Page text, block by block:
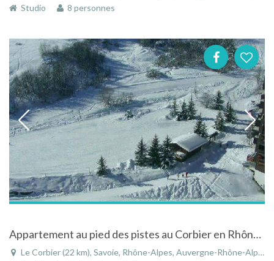
Studio
8 personnes
Appartement au pied des pistes au Corbier en Rhônes-Alpes
Le Corbier (22 km), Savoie, Rhône-Alpes, Auvergne-Rhône-Alpes, France